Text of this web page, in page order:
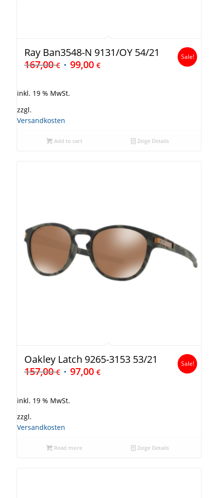
Ray Ban3548-N 9131/OY 54/21
167,00€ 99,00 €
Sale!
inkl. 19 % MwSt.
zzgl.
Versandkosten
Add to cart Zeige Details
Oakley Latch 9265-3153 53/21
157,00€ 97,00 €
Sale!
inkl. 19 % MwSt.
zzgl.
Versandkosten
Read more Zeige Details